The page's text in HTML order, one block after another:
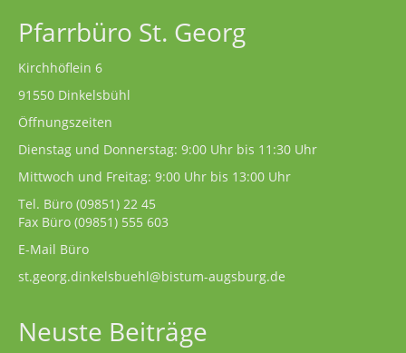
Pfarrbüro St. Georg
Kirchhöflein 6
91550 Dinkelsbühl
Öffnungszeiten
Dienstag und Donnerstag: 9:00 Uhr bis 11:30 Uhr
Mittwoch und Freitag: 9:00 Uhr bis 13:00 Uhr
Tel. Büro (09851) 22 45
Fax Büro (09851) 555 603
E-Mail Büro
st.georg.dinkelsbuehl@bistum-augsburg.de
Neuste Beiträge